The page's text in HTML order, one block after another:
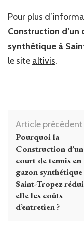
Pour plus
Construction
synthétique à
le site altivis.
Navigation
d'article
Article précédent
Pourquoi la
Construction d’un
court de tennis en
gazon synthétique
Saint-Tropez
elle les coûts
d’entretien ?